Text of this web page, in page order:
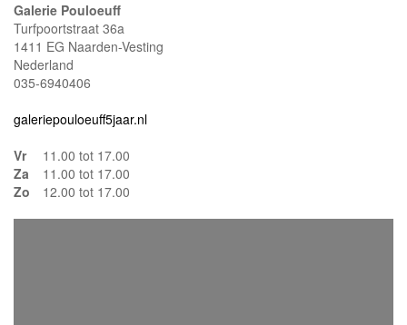
Galerie Pouloeuff
Turfpoortstraat 36a
1411 EG Naarden-Vesting
Nederland
035-6940406
galeriepouloeuff5jaar.nl
Vr
11.00 tot 17.00
Za
11.00 tot 17.00
Zo
12.00 tot 17.00